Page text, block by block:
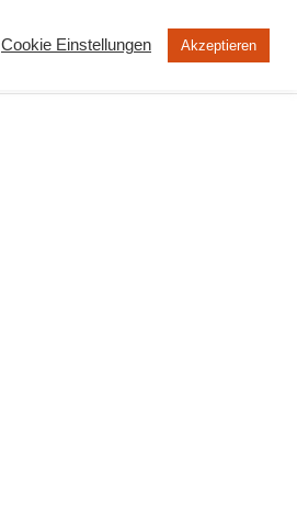
Cookie Einstellungen Akzeptieren